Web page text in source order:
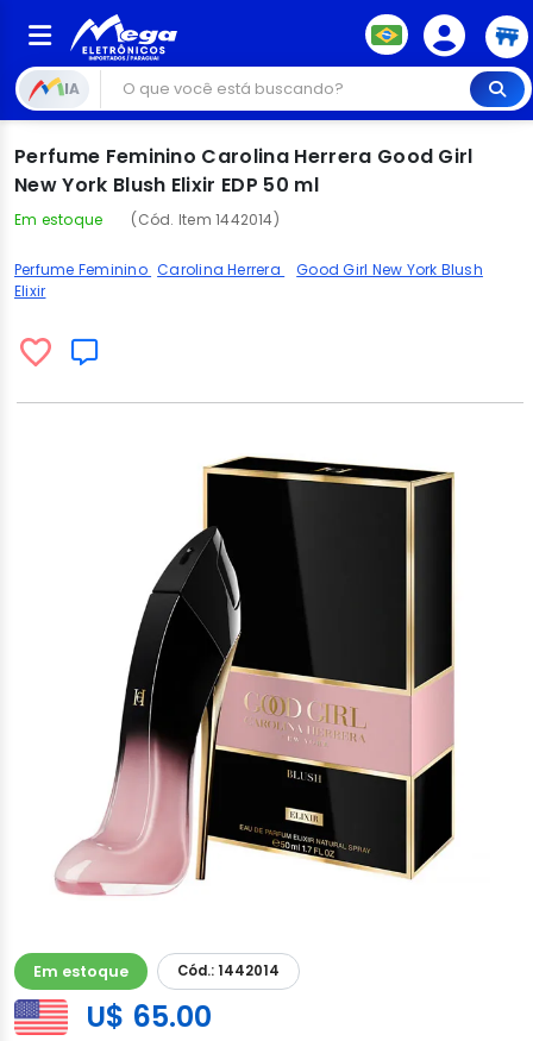
IA
Perfume Feminino Carolina Herrera Good Girl
New York Blush Elixir EDP 50 ml
Em estoque (Cód. Item 1442014)
Perfume Feminino Carolina Herrera
Good Girl New York Blush
Elixir
Em estoque Cód.: 1442014
U$ 65.00